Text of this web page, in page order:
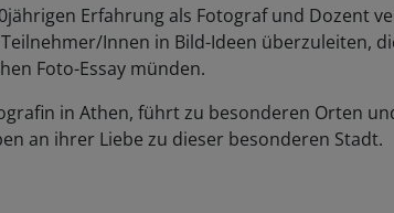
Erfahrung als Fotograf und Dozent
Innen in Bild-Ideen überzuleiten,
Foto-Essay münden.
in Athen, führt zu besonderen Orten
an ihrer Liebe zu dieser besonderen Stadt.